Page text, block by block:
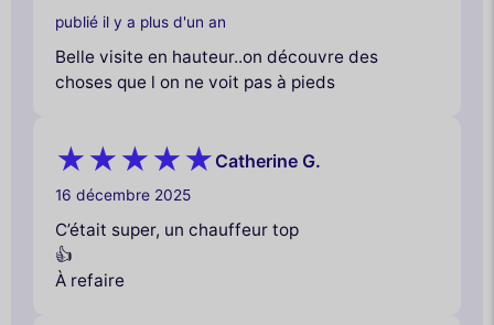
publié il y a plus d'un an
Belle visite en hauteur..on découvre des
choses que l on ne voit pas à pieds
Catherine G.
16 décembre 2025
C’était super, un chauffeur top
👍
À refaire